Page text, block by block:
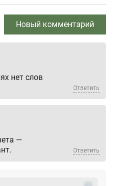
Новый комментарий
нет слов
Ответить
—
Ответить